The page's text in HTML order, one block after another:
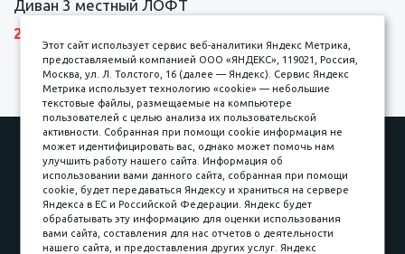
Диван 3 местный ЛОФТ
27600 р.
Наши работы
Оплата
Доставка и сборка
Гарантии
Карьера в компании
Контакты
Принимаем к оплате
Этот сайт использует сервис веб-аналитики Яндекс Метрика,
предоставляемый компанией ООО «ЯНДЕКС», 119021, Россия,
Москва, ул. Л. Толстого, 16 (далее — Яндекс). Сервис Яндекс
Метрика использует технологию «cookie» — небольшие
текстовые файлы, размещаемые на компьютере
пользователей с целью анализа их пользовательской
активности. Собранная при помощи cookie информация не
может идентифицировать вас, однако может помочь нам
улучшить работу нашего сайта. Информация об
использовании вами данного сайта, собранная при помощи
cookie, будет передаваться Яндексу и храниться на сервере
Яндекса в ЕС и Российской Федерации. Яндекс будет
обрабатывать эту информацию для оценки использования
вами сайта, составления для нас отчетов о деятельности
нашего сайта, и предоставления других услуг. Яндекс